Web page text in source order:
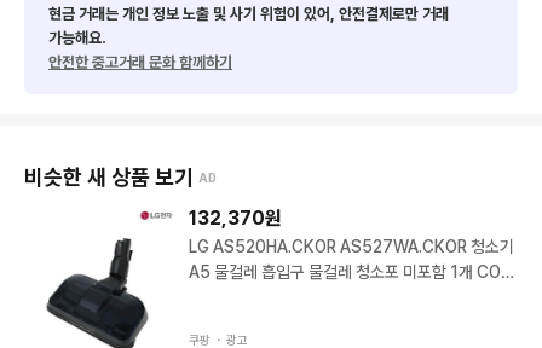
궁금하신 점은 편하게 문의 주세요.
제품 상태 및 설명을 충분히 확인 후
신중한 구매 부탁드립니다.
🚚 고가 제품 택배 발송 안내
현금 거래는 개인 정보 노출 및 사기 위험이 있어, 안전결제로만 거래
가능해요.
안전한 중고거래 문화 함께하기
비슷한 새 상품 보기 AD
132,370원
LG AS520HA.CKOR AS527WA.CKOR 청소기
A5 물걸레 흡입구 물걸레 청소포 미포함 1개 COV
쿠팡 ・ 광고